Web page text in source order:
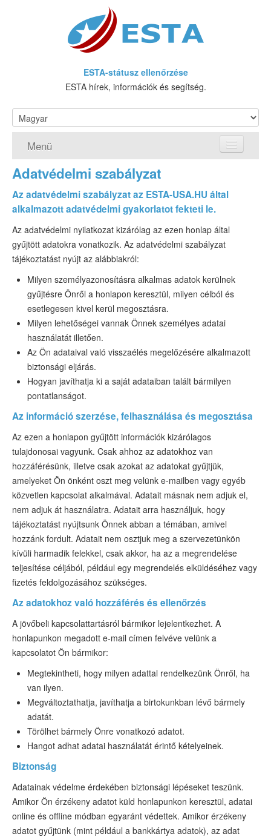
ESTA-státusz ellenőrzése
ESTA hírek, információk és segítség.
Menü
Honlap
Igényeljen ESTA
Mi az az ESTA?
ESTA-státusz
Info
Támogatás
Adatvédelmi szabályzat
Az adatvédelmi szabályzat az ESTA-USA.HU által
alkalmazott adatvédelmi gyakorlatot fekteti le.
Az adatvédelmi nyilatkozat kizárólag az ezen honlap által
gyűjtött adatokra vonatkozik. Az adatvédelmi szabályzat
tájékoztatást nyújt az alábbiakról:
Milyen személyazonosításra alkalmas adatok kerülnek
gyűjtésre Önről a honlapon keresztül, milyen célból és
esetlegesen kivel kerül megosztásra.
Milyen lehetőségei vannak Önnek személyes adatai
használatát illetően.
Az Ön adataival való visszaélés megelőzésére alkalmazott
biztonsági eljárás.
Hogyan javíthatja ki a saját adataiban talált bármilyen
pontatlanságot.
Az információ szerzése, felhasználása és megosztása
Az ezen a honlapon gyűjtött információk kizárólagos
tulajdonosai vagyunk. Csak ahhoz az adatokhoz van
hozzáférésünk, illetve csak azokat az adatokat gyűjtjük,
amelyeket Ön önként oszt meg velünk e-mailben vagy egyéb
közvetlen kapcsolat alkalmával. Adatait másnak nem adjuk el,
nem adjuk át használatra. Adatait arra használjuk, hogy
tájékoztatást nyújtsunk Önnek abban a témában, amivel
hozzánk fordult. Adatait nem osztjuk meg a szervezetünkön
kívüli harmadik felekkel, csak akkor, ha az a megrendelése
teljesítése céljából, például egy megrendelés elküldéséhez vagy
fizetés feldolgozásához szükséges.
Az adatokhoz való hozzáférés és ellenőrzés
A jövőbeli kapcsolattartásról bármikor lejelentkezhet. A
honlapunkon megadott e-mail címen felvéve velünk a
kapcsolatot Ön bármikor:
Megtekintheti, hogy milyen adattal rendelkezünk Önről, ha
van ilyen.
Megváltoztathatja, javíthatja a birtokunkban lévő bármely
adatát.
Törölhet bármely Önre vonatkozó adatot.
Hangot adhat adatai használatát érintő kételyeinek.
Biztonság
Adatainak védelme érdekében biztonsági lépéseket teszünk.
Amikor Ön érzékeny adatot küld honlapunkon keresztül, adatai
online és offline módban egyaránt védettek. Amikor érzékeny
adatot gyűjtünk (mint például a bankkártya adatok), az adat